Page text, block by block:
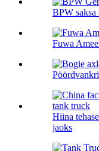
BPW saksa
Fuwa
Hiina
jaoks